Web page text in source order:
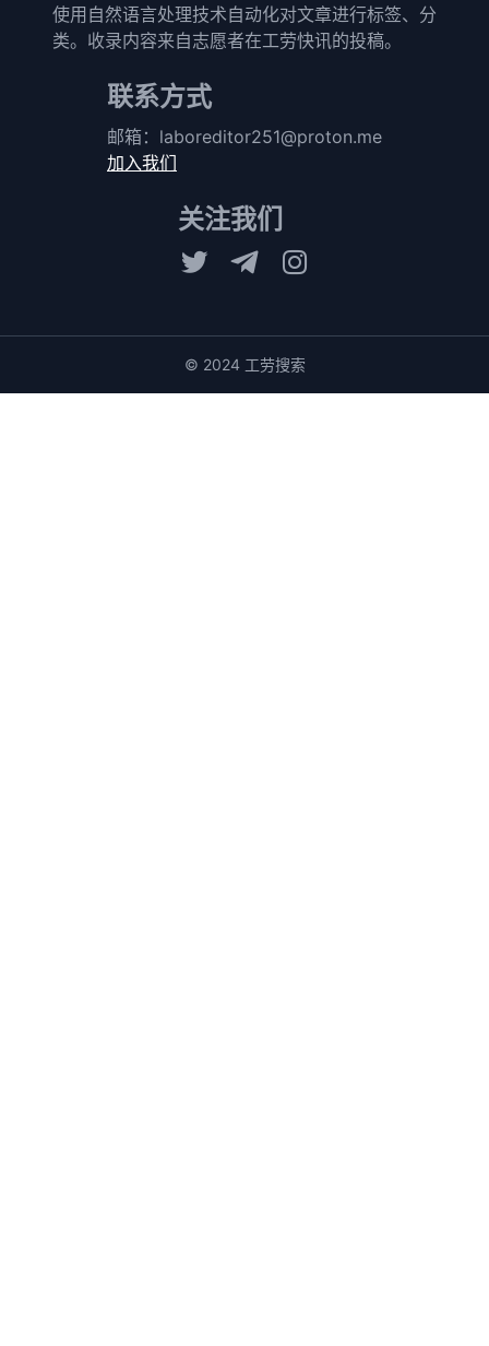
使用自然语言处理技术自动化对文章进行标签、分
类。收录内容来自志愿者在工劳快讯的投稿。
联系方式
邮箱： laboreditor251@proton.me
加入我们
关注我们
© 2024 工劳搜索